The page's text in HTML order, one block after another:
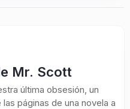
Mr. Scott
última obsesión, un
páginas de una novela a